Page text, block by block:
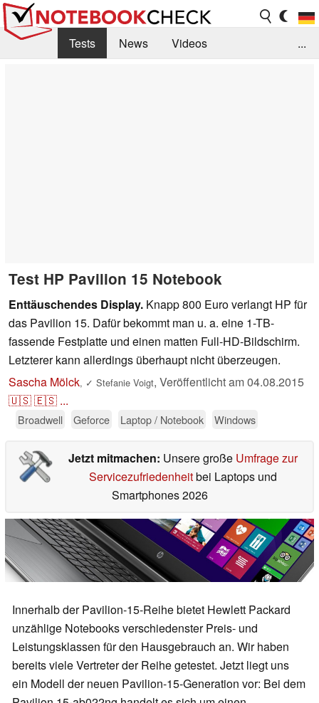
Tests News
Videos
...
Test HP Pavilion 15 Notebook
Enttäuschendes Display. Knapp 800 Euro verlangt HP für
das Pavilion 15. Dafür bekommt man u. a. eine 1-TB-
fassende Festplatte und einen matten Full-HD-Bildschirm.
Letzterer kann allerdings überhaupt nicht überzeugen.
Sascha Mölck, ✓ Stefanie Voigt, Veröffentlicht am04.08.2015
🇺🇸🇪🇸 ...
Broadwell Geforce Laptop / Notebook Windows
Jetzt mitmachen: Unsere große Umfrage zur
Servicezufriedenheitbei Laptops und
Smartphones 2026
Innerhalb der Pavilion-15-Reihe bietet Hewlett Packard
unzählige Notebooks verschiedenster Preis- und
Leistungsklassen für den Hausgebrauch an. Wir haben
bereits viele Vertreter der Reihe getestet. Jetzt liegt uns
ein Modell der neuen Pavilion-15-Generation vor: Bei dem